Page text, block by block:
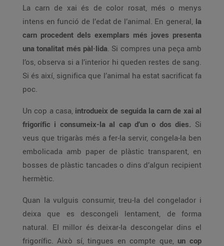
La carn de xai és de color rosat, més o menys
intens en funció de l’edat de l’animal. En general, la
carn procedent dels exemplars més joves presenta
una tonalitat més pàl·lida. Si compres una peça amb
l’os, observa si a l’interior hi queden restes de sang.
Si és així, significa que l’animal ha estat sacrificat fa
poc.
Un cop a casa, introdueix de seguida la carn de xai al
frigorífic i consumeix-la al cap d’un o dos dies. Si
veus que trigaràs més a fer-la servir, congela-la ben
embolicada amb paper de plàstic transparent, en
bosses de plàstic tancades o dins d’algun recipient
hermètic.
Quan la vulguis consumir, treu-la del congelador i
deixa que es descongeli lentament, de forma
natural. El millor és deixar-la descongelar dins el
frigorífic. Això sí, tingues en compte que, un cop